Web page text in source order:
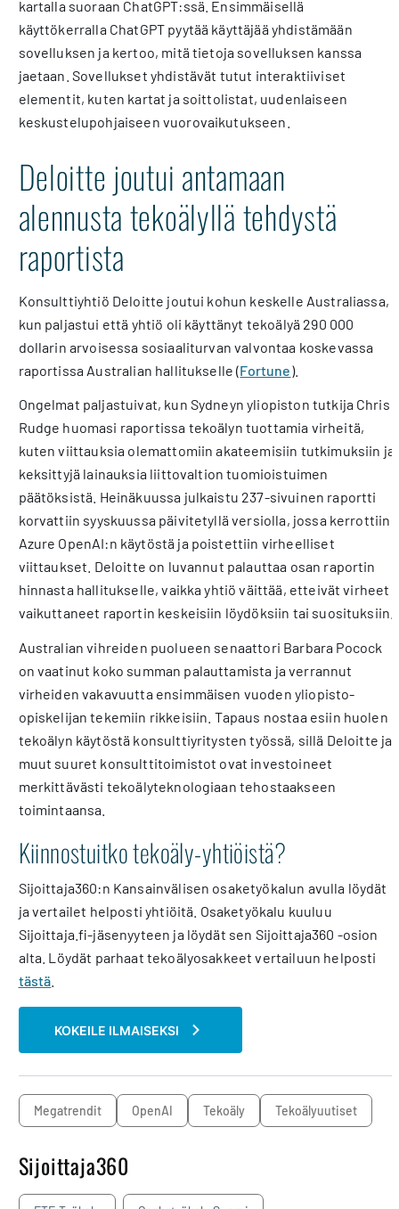
kartalla suoraan ChatGPT:ssä. Ensimmäisellä
käyttökerralla ChatGPT pyytää käyttäjää yhdistämään
sovelluksen ja kertoo, mitä tietoja sovelluksen kanssa
jaetaan. Sovellukset yhdistävät tutut interaktiiviset
elementit, kuten kartat ja soittolistat, uudenlaiseen
keskustelupohjaiseen vuorovaikutukseen.
Deloitte joutui antamaan
alennusta tekoälyllä tehdystä
raportista
Konsulttiyhtiö Deloitte joutui kohun keskelle Australiassa,
kun paljastui että yhtiö oli käyttänyt tekoälyä 290 000
dollarin arvoisessa sosiaaliturvan valvontaa koskevassa
raportissa Australian hallitukselle (Fortune).
Ongelmat paljastuivat, kun Sydneyn yliopiston tutkija Chris
Rudge huomasi raportissa tekoälyn tuottamia virheitä,
kuten viittauksia olemattomiin akateemisiin tutkimuksiin ja
keksittyjä lainauksia liittovaltion tuomioistuimen
päätöksistä. Heinäkuussa julkaistu 237-sivuinen raportti
korvattiin syyskuussa päivitetyllä versiolla, jossa kerrottiin
Azure OpenAI:n käytöstä ja poistettiin virheelliset
viittaukset. Deloitte on luvannut palauttaa osan raportin
hinnasta hallitukselle, vaikka yhtiö väittää, etteivät virheet
vaikuttaneet raportin keskeisiin löydöksiin tai suosituksiin.
Australian vihreiden puolueen senaattori Barbara Pocock
on vaatinut koko summan palauttamista ja verrannut
virheiden vakavuutta ensimmäisen vuoden yliopisto-
opiskelijan tekemiin rikkeisiin. Tapaus nostaa esiin huolen
tekoälyn käytöstä konsulttiyritysten työssä, sillä Deloitte ja
muut suuret konsulttitoimistot ovat investoineet
merkittävästi tekoälyteknologiaan tehostaakseen
toimintaansa.
Kiinnostuitko tekoäly-yhtiöistä?
Sijoittaja360:n Kansainvälisen osaketyökalun avulla löydät
ja vertailet helposti yhtiöitä. Osaketyökalu kuuluu
Sijoittaja.fi-jäsenyyteen ja löydät sen Sijoittaja360 -osion
alta. Löydät parhaat tekoälyosakkeet vertailuun helposti
tästä
KOKEILE ILMAISEKSI
megatrendit OpenAI Tekoäly Tekoälyuutiset
Sijoittaja360